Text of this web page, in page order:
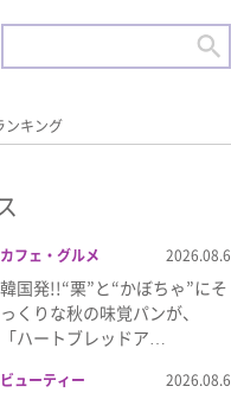
ンキング
カフェ・グルメ 2026.08.6
韓国発!!“栗”と“かぼちゃ”にそ
っくりな秋の味覚パンが、
「ハートブレッドア…
ビューティー 2026.08.6